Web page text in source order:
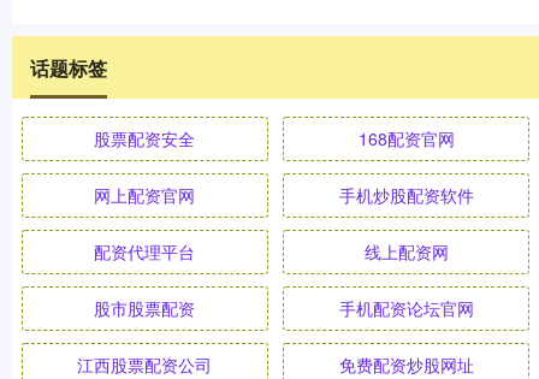
话题标签
股票配资安全 168配资官网
网上配资官网 手机炒股配资软件
配资代理平台 线上配资网
股市股票配资 手机配资论坛官网
江西股票配资公司 免费配资炒股网址